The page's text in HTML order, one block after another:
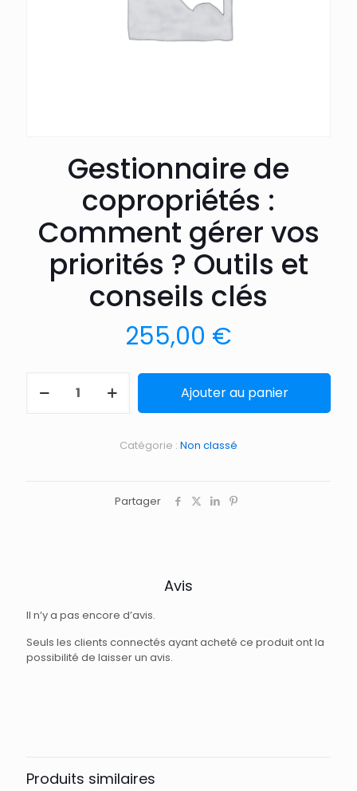
Gestionnaire de
copropriétés :
Comment gérer vos
priorités ? Outils et
conseils clés
255,00 €
Ajouter au panier
Catégorie : Non classé
Partager
Avis
Il n’y a pas encore d’avis.
Seuls les clients connectés ayant acheté ce produit ont la
possibilité de laisser un avis.
Produits similaires